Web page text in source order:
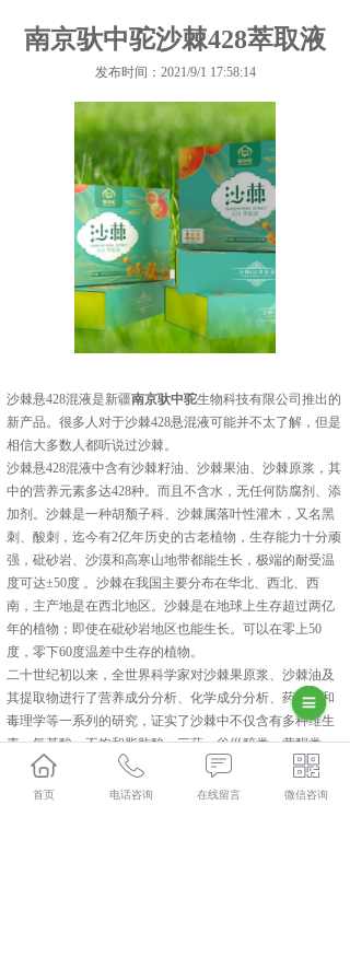
南京驮中驼沙棘428萃取液
发布时间：2021/9/1 17:58:14
沙棘悬428混液是新疆南京驮中驼生物科技有限公司推出的
新产品。很多人对于沙棘428悬混液可能并不太了解，但是
相信大多数人都听说过沙棘。
沙棘悬428混液中含有沙棘籽油、沙棘果油、沙棘原浆，其
中的营养元素多达428种。而且不含水，无任何防腐剂、添
加剂。沙棘是一种胡颓子科、沙棘属落叶性灌木，又名黑
刺、酸刺，迄今有2亿年历史的古老植物，生存能力十分顽
强，砒砂岩、沙漠和高寒山地带都能生长，极端的耐受温
度可达±50度 。沙棘在我国主要分布在华北、西北、西
南，主产地是在西北地区。沙棘是在地球上生存超过两亿
年的植物；即使在砒砂岩地区也能生长。可以在零上50
度，零下60度温差中生存的植物。
二十世纪初以来，全世界科学家对沙棘果原浆、沙棘油及
其提取物进行了营养成分分析、化学成分分析、药效学和
毒理学等一系列的研究，证实了沙棘中不仅含有多种维生
素、氨基酸、不饱和脂肪酸、三萜、谷甾醇类、黄酮类、
磷酯类、类胡萝卜素、5-羟色胺，而且还含有大量的蛋
白、脂肪、纤维素和灰分元素等。经长期研究统计出沙棘
首页 电话咨询 在线留言 微信咨询